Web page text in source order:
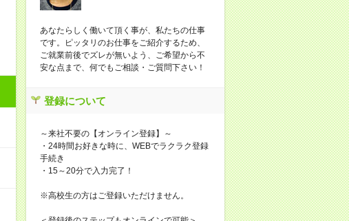
あなたらしく働いて頂く事が、私たちの仕事
です。ピッタリのお仕事をご紹介するため、
ご就業前後でズレが無いよう、ご希望から不
安な点まで、何でもご相談・ご質問下さい！
登録について
～来社不要の【オンライン登録】～
・24時間お好きな時に、WEBでラクラク登録
手続き
・15～20分で入力完了！
※高校生の方はご登録いただけません。